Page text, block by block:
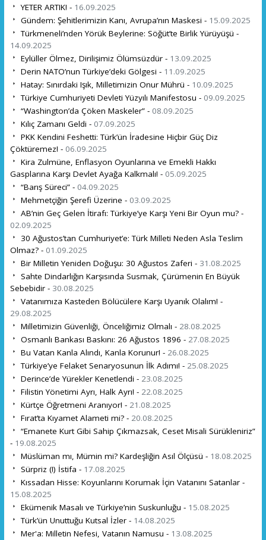
YETER ARTIK! - 16.09.2025
Gündem: Şehitlerimizin Kanı, Avrupa’nın Maskesi - 15.09.2025
Türkmeneli’nden Yörük Beylerine: Söğüt’te Birlik Yürüyüşü -
14.09.2025
Eylüller Ölmez, Dirilişimiz Ölümsüzdür - 13.09.2025
Derin NATO’nun Türkiye’deki Gölgesi - 11.09.2025
Hatay: Sınırdaki Işık, Milletimizin Onur Mührü - 10.09.2025
Türkiye Cumhuriyeti Devleti Yüzyılı Manifestosu - 09.09.2025
“Washington’da Çöken Maskeler” - 08.09.2025
Kılıç Zamanı Geldi - 07.09.2025
PKK Kendini Feshetti: Türk’ün İradesine Hiçbir Güç Diz
Çöktüremez! - 06.09.2025
Kira Zulmüne, Enflasyon Oyunlarına ve Emekli Hakkı
Gasplarına Karşı Devlet Ayağa Kalkmalı! - 05.09.2025
“Barış Süreci” - 04.09.2025
Mehmetçiğin Şerefi Üzerine - 03.09.2025
AB’nin Geç Gelen İtirafı: Türkiye’ye Karşı Yeni Bir Oyun mu? -
02.09.2025
30 Ağustos’tan Cumhuriyet’e: Türk Milleti Neden Asla Teslim
Olmaz? - 01.09.2025
Bir Milletin Yeniden Doğuşu: 30 Ağustos Zaferi - 31.08.2025
Sahte Dindarlığın Karşısında Susmak, Çürümenin En Büyük
Sebebidir - 30.08.2025
Vatanımıza Kasteden Bölücülere Karşı Uyanık Olalım! -
29.08.2025
Milletimizin Güvenliği, Önceliğimiz Olmalı - 28.08.2025
Osmanlı Bankası Baskını: 26 Ağustos 1896 - 27.08.2025
Bu Vatan Kanla Alındı, Kanla Korunur! - 26.08.2025
Türkiye’ye Felaket Senaryosunun İlk Adımı! - 25.08.2025
Derince’de Yürekler Kenetlendi - 23.08.2025
Filistin Yönetimi Ayrı, Halk Ayrı! - 22.08.2025
Kürtçe Öğretmeni Aranıyor! - 21.08.2025
Fırat’ta Kıyamet Alameti mi? - 20.08.2025
“Emanete Kurt Gibi Sahip Çıkmazsak, Ceset Misali Sürükleniriz”
- 19.08.2025
Müslüman mı, Mümin mi? Kardeşliğin Asıl Ölçüsü - 18.08.2025
Sürpriz (!) İstifa - 17.08.2025
Kıssadan Hisse: Koyunlarını Korumak İçin Vatanını Satanlar -
15.08.2025
Ekümenik Masalı ve Türkiye’nin Suskunluğu - 15.08.2025
Türk’ün Unuttuğu Kutsal İzler - 14.08.2025
Mer'a: Milletin Nefesi, Vatanın Namusu - 13.08.2025